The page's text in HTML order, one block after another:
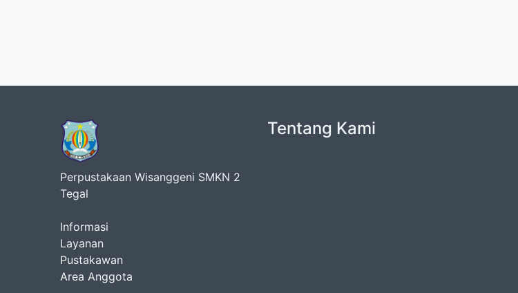
Perpustakaan Wisanggeni SMKN 2
Tegal
Informasi
Layanan
Pustakawan
Area Anggota
Tentang Kami